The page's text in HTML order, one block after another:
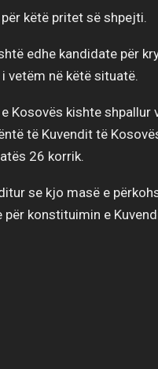
këtë pritet së shpejti.
edhe kandidate për
vetëm në këtë situatë.
Kosovës kishte
të Kuvendit të
26 korrik.
se kjo masë e
për konstituimin e